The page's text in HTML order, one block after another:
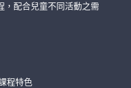
，配合兒童不同活動之需
程特色